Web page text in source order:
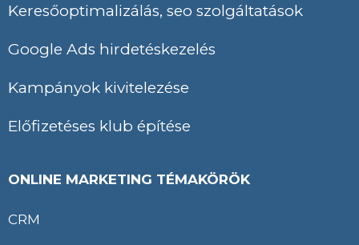
Keresőoptimalizálás, seo szolgáltatások
Google Ads hirdetéskezelés
Kampányok kivitelezése
Előfizetéses klub építése
ONLINE MARKETING TÉMAKÖRÖK
CRM